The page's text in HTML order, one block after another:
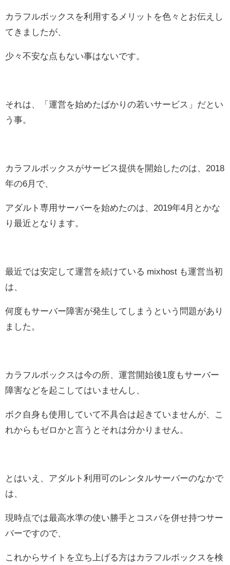
カラフルボックスを利用するメリットを色々とお伝えし
てきましたが、
少々不安な点もない事はないです。
それは、「運営を始めたばかりの若いサービス」だとい
う事。
カラフルボックスがサービス提供を開始したのは、2018
年の6月で、
アダルト専用サーバーを始めたのは、2019年4月とかな
り最近となります。
最近では安定して運営を続けている mixhost も運営当初
は、
何度もサーバー障害が発生してしまうという問題があり
ました。
カラフルボックスは今の所、運営開始後1度もサーバー
障害などを起こしてはいませんし、
ボク自身も使用していて不具合は起きていませんが、こ
れからもゼロかと言うとそれは分かりません。
とはいえ、アダルト利用可のレンタルサーバーのなかで
は、
現時点では最高水準の使い勝手とコスパを併せ持つサー
バーですので、
これからサイトを立ち上げる方はカラフルボックスを検